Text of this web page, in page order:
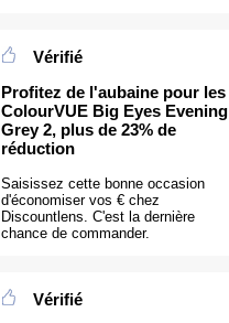
Vérifié
Profitez de l'aubaine pour les
ColourVUE Big Eyes Evening
Grey 2, plus de 23% de
réduction
Saisissez cette bonne occasion
d'économiser vos € chez
Discountlens. C'est la dernière
chance de commander.
Vérifié